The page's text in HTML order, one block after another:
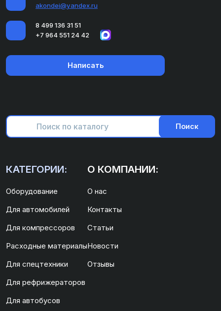
akondei@yandex.ru
8 499 136 31 51
+7 964 551 24 42
Написать
Поиск
КАТЕГОРИИ:
Оборудование
Для автомобилей
Для компрессоров
Расходные материалы
Для спецтехники
Для рефрижераторов
Для автобусов
О КОМПАНИИ:
О нас
Контакты
Статьи
Новости
Отзывы